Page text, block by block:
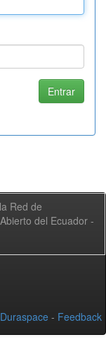
Red de
del Ecuador -
Duraspace - Feedback